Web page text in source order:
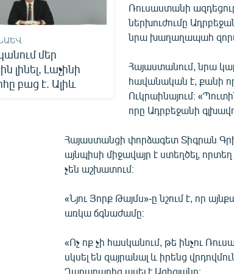
մեր
լինել, Լաչինի
բաց է. Ալիև
Ռուսաստանի
ներխուժումը
նրա խաղաղապահ
Հայաստանում, նրա
հավանական է, քանի
Ուկրաինայում։
որը Ադրբեջանի
Հայաստանցի փորձագետ Տիգրան
այնպիսի միջավայր է ստեղծել,
չեն աշխատում։
«Նյու Յորք Թայմս»-ը նշում է, որ
առկա ճգնաժամը։
«Ոչ ոք չի հասկանում, թե ինչու
սկսել են զայրանալ և իրենց
Ղարաբաղից ասել է Ազիզյանը։